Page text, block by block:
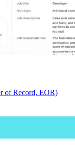
of Record, EOR)